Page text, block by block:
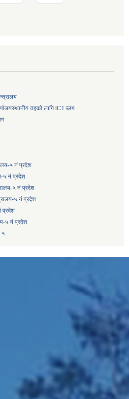
स्थानीय तहको लागि ICT ब्लग
५ नं प्रदेश
५ नं प्रदेश
५ नं प्रदेश
५ नं प्रदेश
प्रदेश
५ नं प्रदेश
५